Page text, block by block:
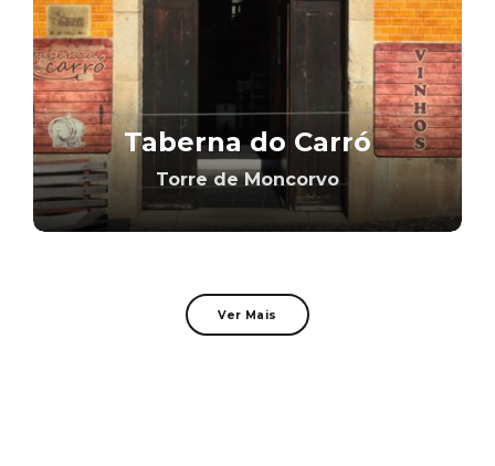
Taberna do Carró
Torre de Moncorvo
Ver Mais